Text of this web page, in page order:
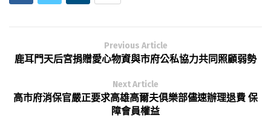
Previous Article
鹿耳門天后宮捐贈愛心物資與市府公私協力共同照顧弱勢
Next Article
高市府消保官嚴正要求高雄高爾夫俱樂部儘速辦理退費 保
障會員權益